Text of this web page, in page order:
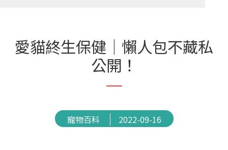
愛貓終生保健│懶人包不藏私
公開！
寵物百科 2022-09-16